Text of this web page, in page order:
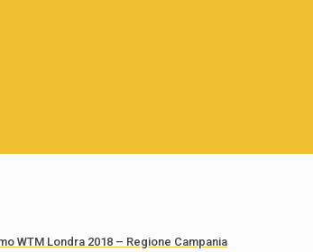
WTM Londra 2018 – Regione Campania